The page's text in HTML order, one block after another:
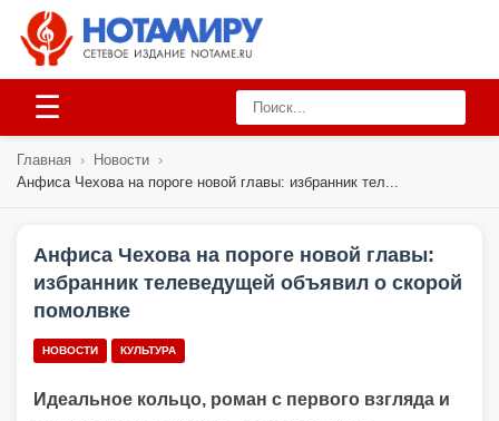
☰
Главная › Новости ›
Анфиса Чехова на пороге новой главы: избранник тел...
Анфиса Чехова на пороге новой главы:
избранник телеведущей объявил о скорой
помолвке
НОВОСТИ КУЛЬТУРА
Идеальное кольцо, роман с первого взгляда и